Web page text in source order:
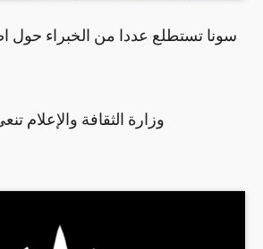
سونا تستطلع عددا من الخبراء حول
وزارة الثقافة والإعلام